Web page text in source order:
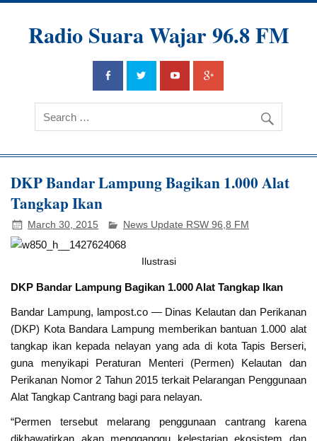
Radio Suara Wajar 96.8 FM
DKP Bandar Lampung Bagikan 1.000 Alat
Tangkap Ikan
March 30, 2015 News Update RSW 96,8 FM
Ilustrasi
DKP Bandar Lampung Bagikan 1.000 Alat Tangkap Ikan
Bandar Lampung, lampost.co — Dinas Kelautan dan Perikanan
(DKP) Kota Bandara Lampung memberikan bantuan 1.000 alat
tangkap ikan kepada nelayan yang ada di kota Tapis Berseri,
guna menyikapi Peraturan Menteri (Permen) Kelautan dan
Perikanan Nomor 2 Tahun 2015 terkait Pelarangan Penggunaan
Alat Tangkap Cantrang bagi para nelayan.
“Permen tersebut melarang penggunaan cantrang karena